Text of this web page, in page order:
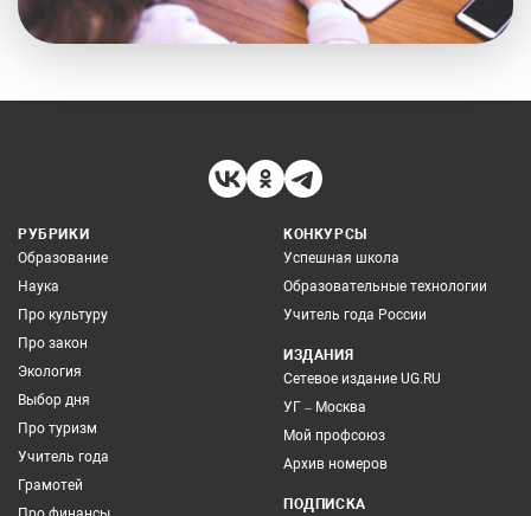
РУБРИКИ
Образование
Наука
Про культуру
Про закон
Экология
Выбор дня
Про туризм
Учитель года
Грамотей
КОНКУРСЫ
Успешная школа
Образовательные технологии
Учитель года России
ИЗДАНИЯ
Сетевое издание UG.RU
УГ – Москва
Мой профсоюз
Архив номеров
ПОДПИСКА